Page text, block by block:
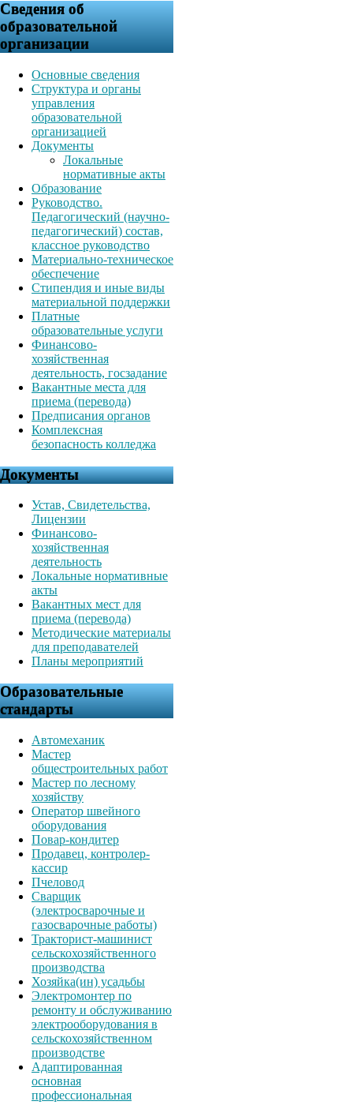
Сведения об
образовательной
организации
Основные сведения
Структура и органы
управления
образовательной
организацией
Документы
Локальные
нормативные акты
Образование
Руководство.
Педагогический (научно-
педагогический) состав,
классное руководство
Материально-техническое
обеспечение
Стипендия и иные виды
материальной поддержки
Платные
образовательные услуги
Финансово-
хозяйственная
деятельность, госзадание
Вакантные места для
приема (перевода)
Предписания органов
Комплексная
безопасность колледжа
Документы
Устав, Свидетельства,
Лицензии
Финансово-
хозяйственная
деятельность
Локальные нормативные
акты
Вакантных мест для
приема (перевода)
Методические материалы
для преподавателей
Планы мероприятий
Образовательные
стандарты
Автомеханик
Мастер
общестроительных работ
Мастер по лесному
хозяйству
Оператор швейного
оборудования
Повар-кондитер
Продавец, контролер-
кассир
Пчеловод
Сварщик
(электросварочные и
газосварочные работы)
Тракторист-машинист
сельскохозяйственного
производства
Хозяйка(ин) усадьбы
Электромонтер по
ремонту и обслуживанию
электрооборудования в
сельскохозяйственном
производстве
Адаптированная
основная
профессиональная